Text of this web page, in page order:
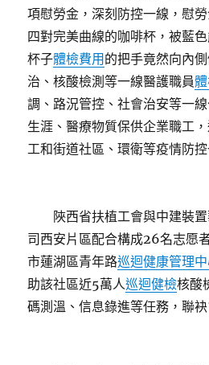
項慰勞金，深刻防控一線，慰
四對完美曲線的咖啡杯，被藍
杯子體檢費用 的把手竟然向內
治、核酸檢測等一線醫護職員
調、路況管控、社會治安等一
生涯、醫療物質保供企業職工
工和街道社區、環衛等疫情防
陜西省扶植工會與中建裝
司西安片區配合構成26名志愿
市蓮湖區青年路巡迴健康管理
助該社區近5萬人巡迴健檢核酸
碼測溫、信息錄進等任務，聯